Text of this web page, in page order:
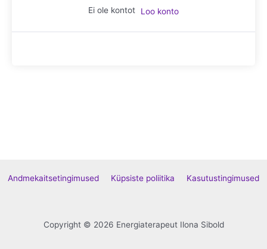
Ei ole kontot Loo konto
Andmekaitsetingimused Küpsiste poliitika Kasutustingimused
Copyright © 2026 Energiaterapeut Ilona Sibold